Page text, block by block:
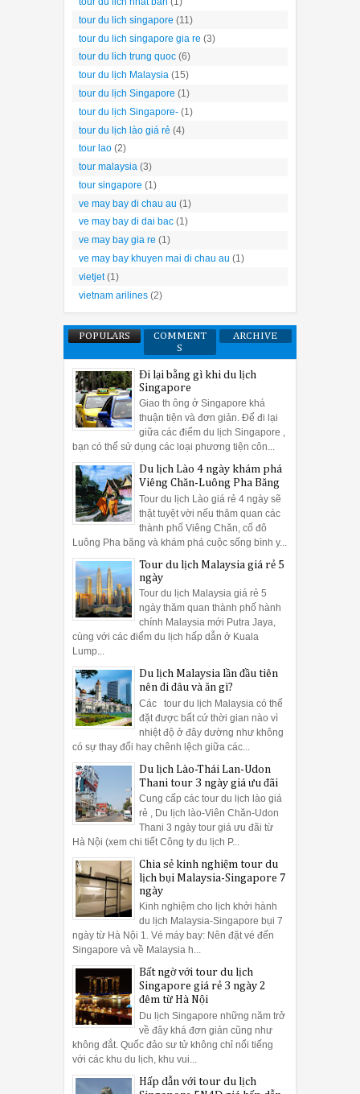
tour du lich nhat ban (1)
tour du lich singapore (11)
tour du lich singapore gia re (3)
tour du lich trung quoc (6)
tour du lịch Malaysia (15)
tour du lịch Singapore (1)
tour du lịch Singapore- (1)
tour du lịch lào giá rẻ (4)
tour lao (2)
tour malaysia (3)
tour singapore (1)
ve may bay di chau au (1)
ve may bay di dai bac (1)
ve may bay gia re (1)
ve may bay khuyen mai di chau au (1)
vietjet (1)
vietnam arilines (2)
POPULARS
COMMENT
S
ARCHIVE
Đi lại bằng gì khi du lịch
Singapore
Giao th ông ở Singapore khá
thuận tiện và đơn giản. Để đi lại
giữa các điểm du lịch Singapore ,
bạn có thể sử dụng các loại phương tiện côn...
Du lịch Lào 4 ngày khám phá
Viêng Chăn-Luông Pha Băng
Tour du lịch Lào giá rẻ 4 ngày sẽ
thật tuyệt vời nếu thăm quan các
thành phố Viêng Chăn, cố đô
Luông Pha băng và khám phá cuộc sống bình y...
Tour du lịch Malaysia giá rẻ 5
ngày
Tour du lịch Malaysia giá rẻ 5
ngày thăm quan thành phố hành
chính Malaysia mới Putra Jaya,
cùng với các điểm du lịch hấp dẫn ở Kuala
Lump...
Du lịch Malaysia lần đầu tiên
nên đi đâu và ăn gì?
Các tour du lịch Malaysia có thể
đặt được bất cứ thời gian nào vì
nhiệt độ ở đây dường như không
có sự thay đổi hay chênh lệch giữa các...
Du lịch Lào-Thái Lan-Udon
Thani tour 3 ngày giá ưu đãi
Cung cấp các tour du lịch lào giá
rẻ , Du lịch lào-Viên Chăn-Udon
Thani 3 ngày tour giá ưu đãi từ
Hà Nội (xem chi tiết Công ty du lịch P...
Chia sẻ kinh nghiệm tour du
lịch bụi Malaysia-Singapore 7
ngày
Kinh nghiệm cho lịch khởi hành
du lịch Malaysia-Singapore bụi 7
ngày từ Hà Nội 1. Vé máy bay: Nên đặt vé đến
Singapore và về Malaysia h...
Bất ngờ với tour du lịch
Singapore giá rẻ 3 ngày 2
đêm từ Hà Nội
Du lịch Singapore những năm trở
về đây khá đơn giản cũng như
không đắt. Quốc đảo sư tử không chỉ nổi tiếng
với các khu du lịch, khu vui...
Hấp dẫn với tour du lịch